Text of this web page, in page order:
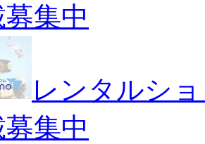
集中
レンタルシ
集中